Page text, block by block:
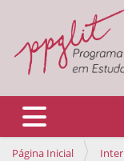
Toggle navigation
Página Inicial